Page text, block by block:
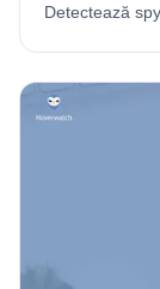
Detectează